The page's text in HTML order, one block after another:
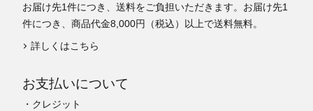
お届け先1件につき、送料をご負担いただきます。お届け先1
件につき、商品代金8,000円（税込）以上で送料無料。
詳しくはこちら
お支払いについて
・クレジット